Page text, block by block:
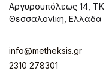
Αργυρουπόλεως 14, ΤΚ
Θεσσαλονίκη, Ελλάδα
info@metheksis.gr
2310 278301